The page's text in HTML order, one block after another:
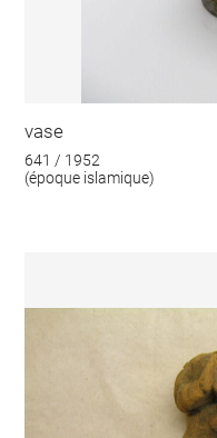
vase
641 / 1952
(époque islamique)